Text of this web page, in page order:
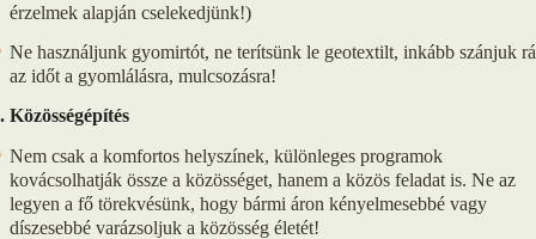
érzelmek alapján cselekedjünk!)
Ne használjunk gyomirtót, ne terítsünk le geotextilt, inkább szánjuk rá
az időt a gyomlálásra, mulcsozásra!
Közösségépítés
Nem csak a komfortos helyszínek, különleges programok
kovácsolhatják össze a közösséget, hanem a közös feladat is. Ne az
legyen a fő törekvésünk, hogy bármi áron kényelmesebbé vagy
díszesebbé varázsoljuk a közösség életét!